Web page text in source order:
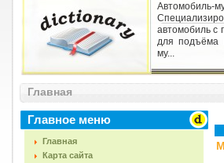
автомобиль с
для подъёма
му...
Главная
Главное меню
Главная
Карта сайта